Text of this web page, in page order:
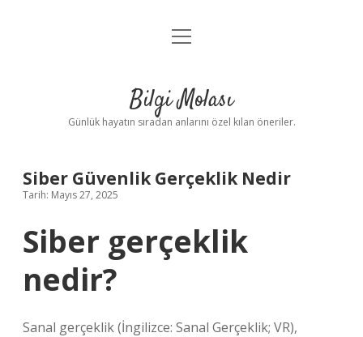
Anasayfa
Yasal Uyarı
menüyü
Bilgi Molası
Günlük hayatın sıradan anlarını özel kılan öneriler.
Siber Güvenlik Gerçeklik Nedir
Tarih: Mayıs 27, 2025
Siber gerçeklik
nedir?
Sanal gerçeklik (İngilizce: Sanal Gerçeklik; VR),